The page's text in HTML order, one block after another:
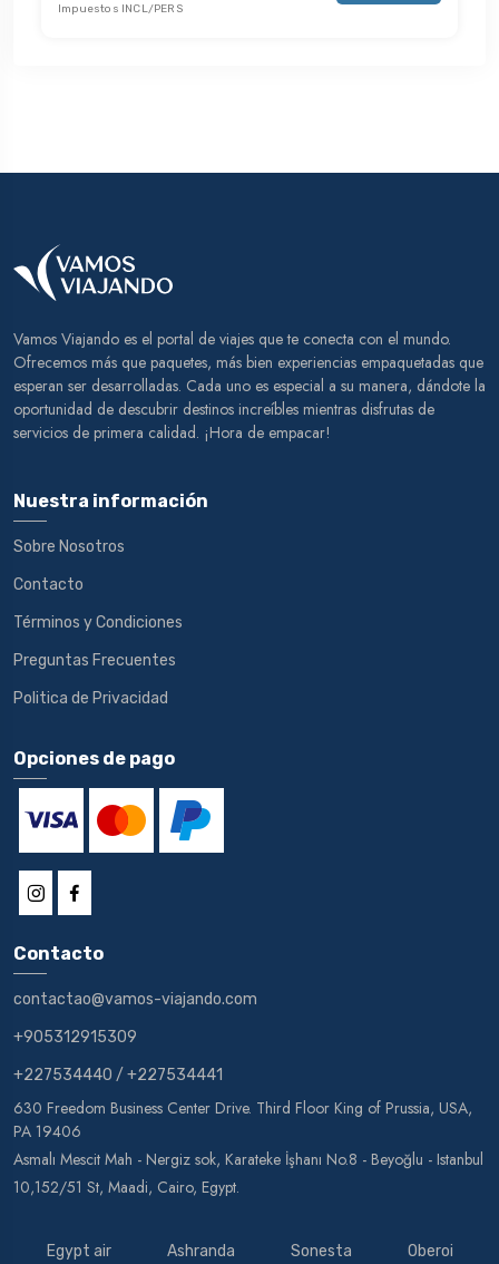
Impuestos INCL/PERS
Vamos Viajando es el portal de viajes que te conecta con el mundo.
Ofrecemos más que paquetes, más bien experiencias empaquetadas que
esperan ser desarrolladas. Cada uno es especial a su manera, dándote la
oportunidad de descubrir destinos increíbles mientras disfrutas de
servicios de primera calidad. ¡Hora de empacar!
Nuestra información
Sobre Nosotros
Contacto
Términos y Condiciones
Preguntas Frecuentes
Politica de Privacidad
Opciones de pago
Contacto
contactao@vamos-viajando.com
+905312915309
+227534440 / +227534441
630 Freedom Business Center Drive. Third Floor King of Prussia, USA,
PA 19406
Asmalı Mescit Mah - Nergiz sok, Karateke İşhanı No.8 - Beyoğlu - Istanbul
10,152/51 St, Maadi, Cairo, Egypt.
Egypt air Ashranda Sonesta Oberoi